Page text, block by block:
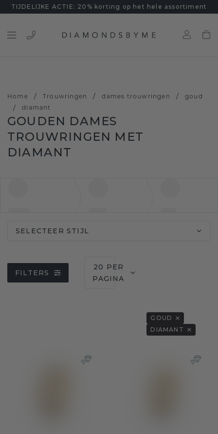
TIJDELIJKE ACTIE: 20% korting op het hele assortiment
Home / Trouwringen / dames trouwringen / goud
/ diamant
GOUDEN DAMES
TROUWRINGEN MET
DIAMANT
SELECTEER STIJL
FILTERS
20 PER
PAGINA
GOUD
DIAMANT